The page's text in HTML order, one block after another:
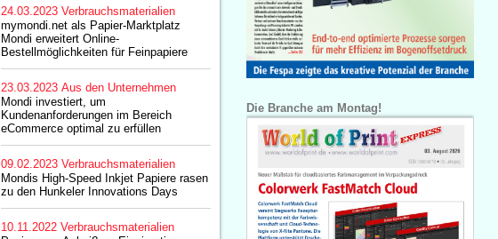
24.03.2023 Verbrauchsmaterialien
mymondi.net als Papier-Marktplatz
Mondi erweitert Online-
Bestellmöglichkeiten für Feinpapiere
23.03.2023 Aus den Unternehmen
Mondi investiert, um
Kundenanforderungen im Bereich
eCommerce optimal zu erfüllen
09.02.2023 Verbrauchsmaterialien
Mondis High-Speed Inkjet Papiere rasen
zu den Hunkeler Innovations Days
10.11.2022 Verbrauchsmaterialien
Die Branche am Montag!